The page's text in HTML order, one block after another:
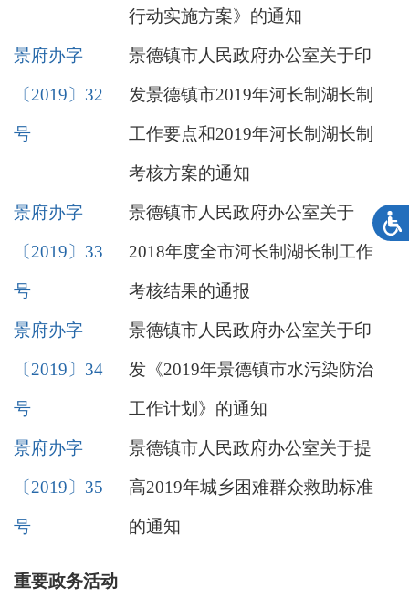
行动实施方案》的通知
景府办字
〔2019〕32
号
景德镇市人民政府办公室关于印
发景德镇市2019年河长制湖长制
工作要点和2019年河长制湖长制
考核方案的通知
景府办字
〔2019〕33
号
景德镇市人民政府办公室关于
2018年度全市河长制湖长制工作
考核结果的通报
景府办字
〔2019〕34
号
景德镇市人民政府办公室关于印
发《2019年景德镇市水污染防治
工作计划》的通知
景府办字
〔2019〕35
号
景德镇市人民政府办公室关于提
高2019年城乡困难群众救助标准
的通知
重要政务活动